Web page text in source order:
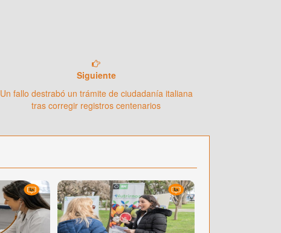
Siguiente
Un fallo destrabó un trámite de ciudadanía italiana
tras corregir registros centenarios